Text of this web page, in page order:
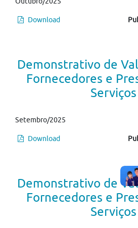
Download
Demonstrativo de
Fornecedores e
Serviços
Setembro/2025
Download
Demonstrativo de
Fornecedores e
Serviços